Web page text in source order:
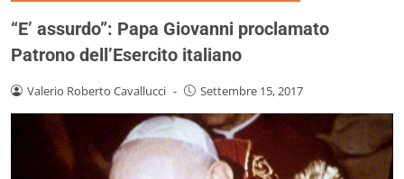
“E’ assurdo”: Papa Giovanni proclamato
Patrono dell’Esercito italiano
Valerio Roberto Cavallucci - Settembre 15, 2017